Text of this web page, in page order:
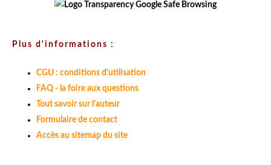
Plus d'informations :
CGU : conditions d'utilisation
FAQ - la foire aux questions
Tout savoir sur l'auteur
Formulaire de contact
Accès au sitemap du site